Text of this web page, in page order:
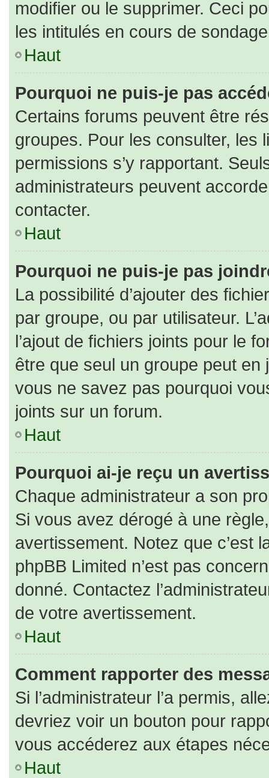
modifier ou le supprimer. Ceci
les intitulés en cours de
Haut
Pourquoi ne puis-je pas
Certains forums peuvent être
groupes. Pour les consulter, les
permissions s’y rapportant.
administrateurs peuvent
contacter.
Haut
Pourquoi ne puis-je pas
La possibilité d’ajouter des
par groupe, ou par utilisateur.
l’ajout de fichiers joints pour le
être que seul un groupe peut en
vous ne savez pas pourquoi
joints sur un forum.
Haut
Pourquoi ai-je reçu un
Chaque administrateur a son
Si vous avez dérogé à une
avertissement. Notez que c’est
phpBB Limited n’est pas
donné. Contactez
de votre avertissement.
Haut
Comment rapporter des
Si l’administrateur l’a permis,
devriez voir un bouton pour
vous accéderez aux étapes
Haut